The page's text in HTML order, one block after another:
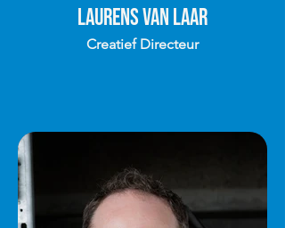
Laurens van Laar
Creatief Directeur